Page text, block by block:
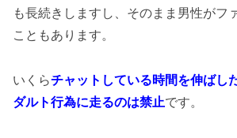
も長続きしますし、そのまま男性がフ
こともあります。
いくらチャットしている時間を伸ばし
ダルト行為に走るのは禁止です。